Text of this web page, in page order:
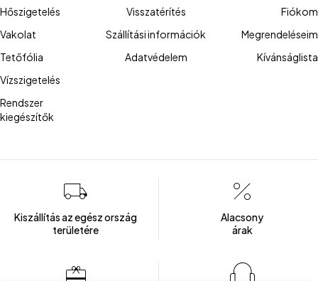
Hőszigetelés
Vakolat
Tetőfólia
Vízszigetelés
Rendszer
kiegészítők
Visszatérítés
Szállítási információk
Adatvédelem
Fiókom
Megrendeléseim
Kívánságlista
Kiszállítás az egész ország
területére
Alacsony
árak